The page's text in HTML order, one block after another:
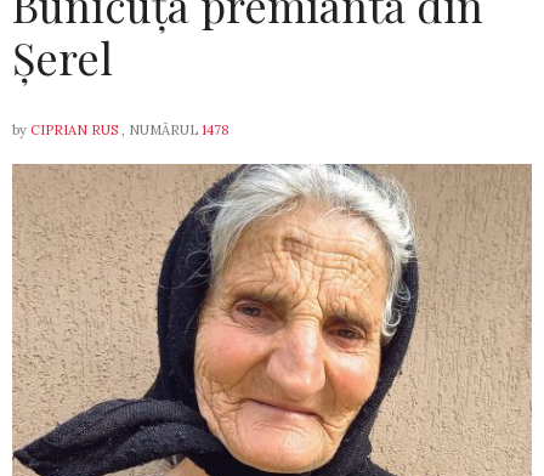
Șerel
by CIPRIAN RUS , NUMĂRUL 1478